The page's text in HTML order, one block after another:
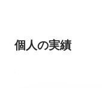
個人の実績